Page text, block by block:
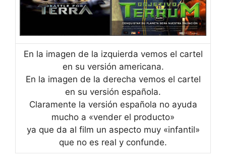
En la imagen de la izquierda vemos el cartel
en su versión americana.
En la imagen de la derecha vemos el cartel
en su versión española.
Claramente la versión española no ayuda
mucho a «vender el producto»
ya que da al film un aspecto muy «infantil»
que no es real y confunde.